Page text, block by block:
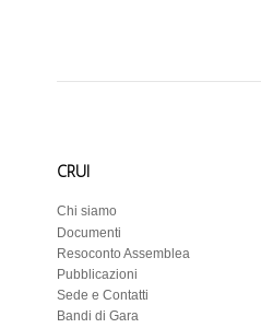
CRUI
Chi siamo
Documenti
Resoconto Assemblea
Pubblicazioni
Sede e Contatti
Bandi di Gara